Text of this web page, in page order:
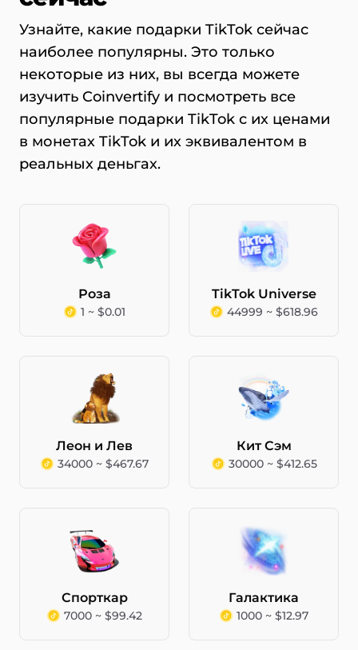
Узнайте, какие подарки TikTok сейчас
наиболее популярны. Это только
некоторые из них, вы всегда можете
изучить Coinvertify и посмотреть все
популярные подарки TikTok с их ценами
в монетах TikTok и их эквивалентом в
реальных деньгах.
Роза
1 ~ $0.01
TikTok Universe
44999 ~ $618.96
Леон и Лев
34000 ~ $467.67
Кит Сэм
30000 ~ $412.65
Спорткар
7000 ~ $99.42
Галактика
1000 ~ $12.97